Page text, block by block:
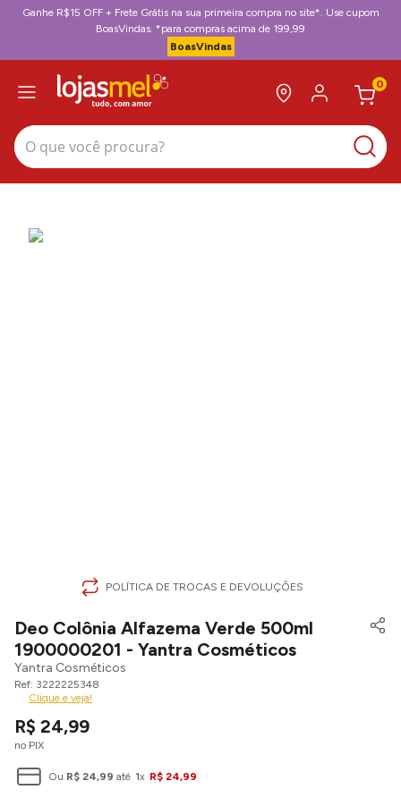
Ganhe R$15 OFF + Frete Grátis na sua primeira compra no site*. Use cupom
BoasVindas. *para compras acima de 199,99
BoasVindas
0
O que você procura?
POLÍTICA DE TROCAS E DEVOLUÇÕES
Deo Colônia Alfazema Verde 500ml
1900000201 - Yantra Cosméticos
Yantra Cosméticos
3222225348
Clique e veja!
R$ 24,99
no PIX
Ou R$ 24,99 até 1x R$ 24,99